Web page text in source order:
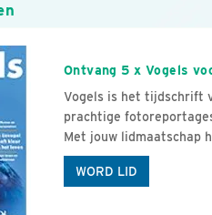
Ontvang 5 x Vogels
Vogels is het tijdschrift
prachtige
Met jouw lidmaatschap
WORD LID